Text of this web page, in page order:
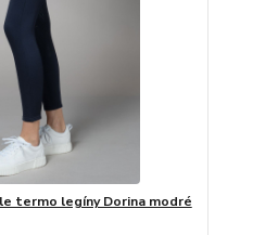
termo legíny Dorina modré